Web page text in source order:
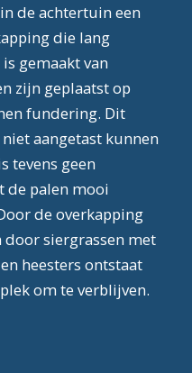
de achtertuin een
die lang
gemaakt van
zijn geplaatst op
fundering. Dit
aangetast kunnen
tevens geen
de palen mooi
de overkapping
siergrassen met
heesters ontstaat
om te verblijven.